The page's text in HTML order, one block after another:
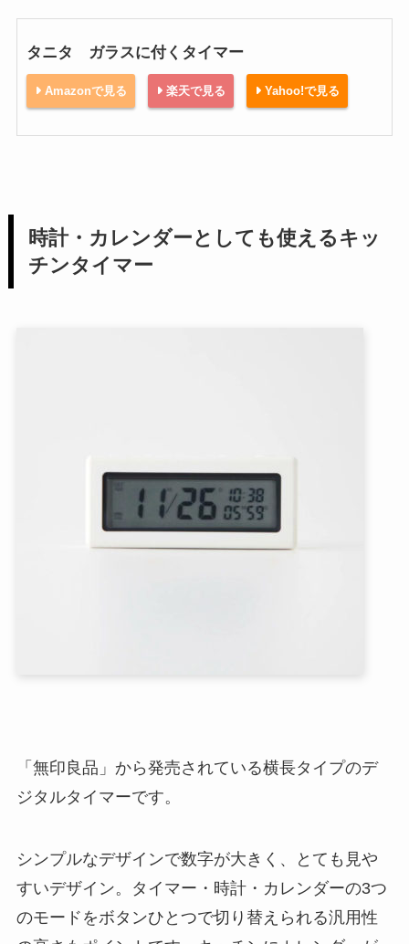
タニタ ガラスに付くタイマー
Amazonで見る 楽天で見る Yahoo!で見る
時計・カレンダーとしても使えるキッ
チンタイマー
「無印良品」から発売されている横長タイプのデ
ジタルタイマーです。
シンプルなデザインで数字が大きく、とても見や
すいデザイン。タイマー・時計・カレンダーの3つ
のモードをボタンひとつで切り替えられる汎用性